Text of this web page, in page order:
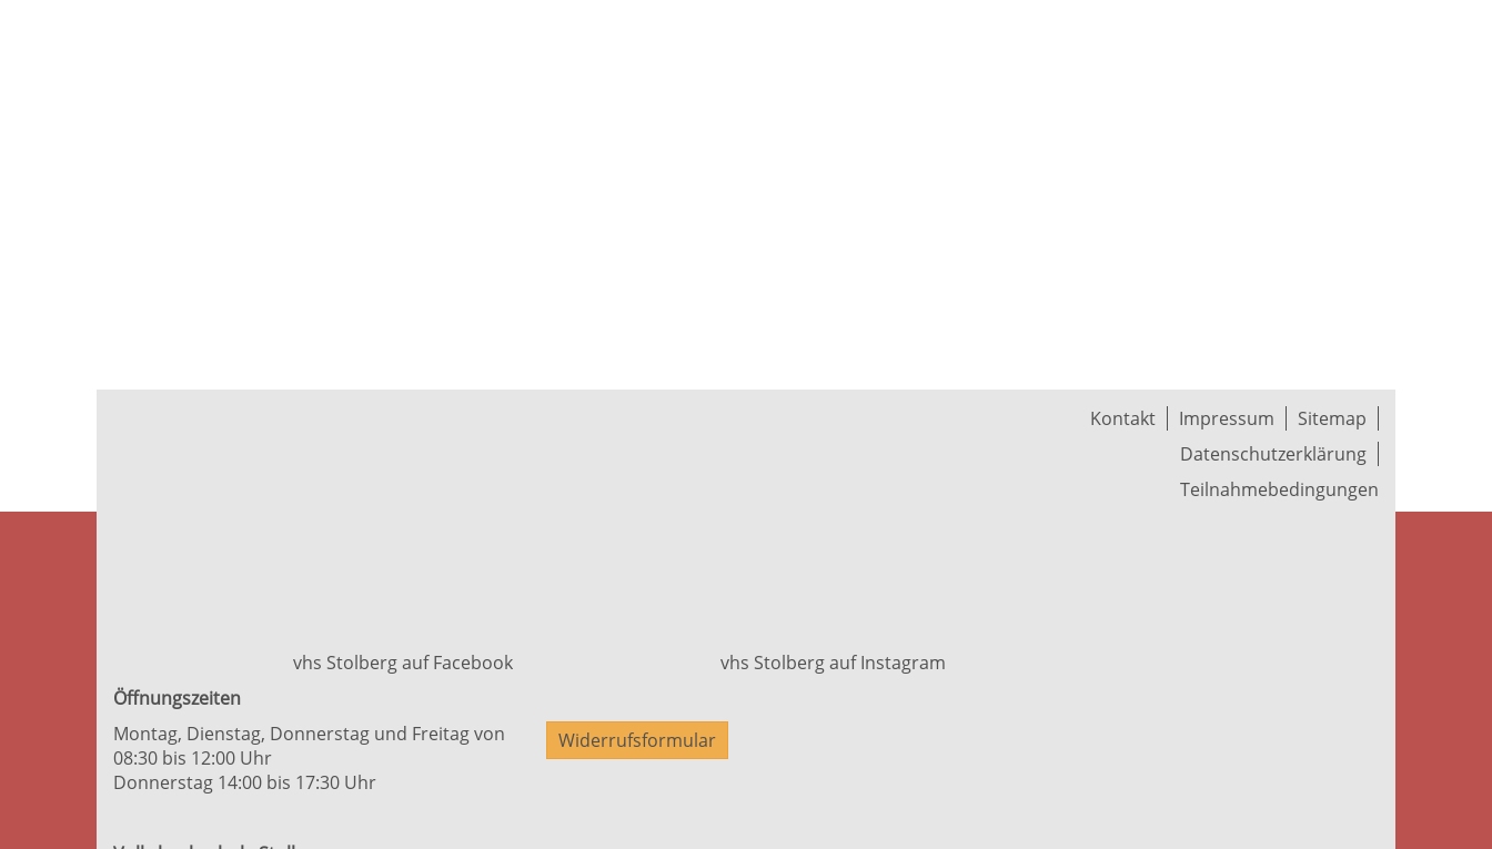
vhs Stolberg auf Facebook
Öffnungszeiten
Montag, Dienstag, Donnerstag und Freitag von
08:30 bis 12:00 Uhr
Donnerstag 14:00 bis 17:30 Uhr
vhs Stolberg auf Instagram
Widerrufsformular
Kontakt Impressum
Sitemap
Datenschutzerklärung
Teilnahmebedingungen